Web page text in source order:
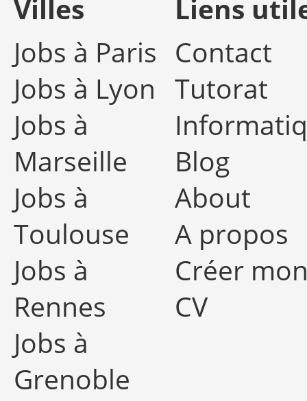
Villes
Jobs à Paris
Jobs à Lyon
Jobs à
Marseille
Jobs à
Toulouse
Jobs à
Rennes
Jobs à
Grenoble
Liens
Contact
Tutorat
Blog
About
A propos
Créer
CV